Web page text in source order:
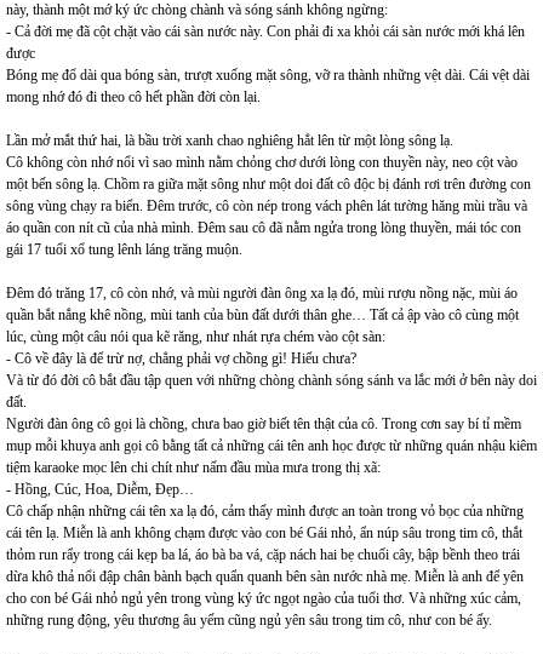
này, thành một mớ ký ức chòng chành và sóng sánh không ngừng:
- Cả đời mẹ đã cột chặt vào cái sàn nước này. Con phải đi xa khỏi cái sàn nước mới khá lên
được
Bóng mẹ đổ dài qua bóng sàn, trượt xuống mặt sông, vỡ ra thành những vệt dài. Cái vệt dài
mong nhớ đó đi theo cô hết phần đời còn lại.
Lần mở mắt thứ hai, là bầu trời xanh chao nghiêng hắt lên từ một lòng sông lạ.
Cô không còn nhớ nổi vì sao mình nằm chỏng chơ dưới lòng con thuyền này, neo cột vào
một bến sông lạ. Chồm ra giữa mặt sông như một doi đất cô độc bị đánh rơi trên đường con
sông vùng chạy ra biển. Đêm trước, cô còn nép trong vách phên lát tường hăng mùi trầu và
áo quần con nít cũ của nhà mình. Đêm sau cô đã nằm ngửa trong lòng thuyền, mái tóc con
gái 17 tuổi xổ tung lênh láng trăng muộn.
Đêm đó trăng 17, cô còn nhớ, và mùi người đàn ông xa lạ đó, mùi rượu nồng nặc, mùi áo
quần bắt nắng khê nồng, mùi tanh của bùn đất dưới thân ghe… Tất cả ập vào cô cùng một
lúc, cùng một câu nói qua kẽ răng, như nhát rựa chém vào cột sàn:
- Cô về đây là để trừ nợ, chẳng phải vợ chồng gì! Hiểu chưa?
Và từ đó đời cô bắt đầu tập quen với những chòng chành sóng sánh va lắc mới ở bên này doi
đất.
Người đàn ông cô gọi là chồng, chưa bao giờ biết tên thật của cô. Trong cơn say bí tỉ mềm
mụp mỗi khuya anh gọi cô bằng tất cả những cái tên anh học được từ những quán nhậu kiêm
tiệm karaoke mọc lên chi chít như nấm đầu mùa mưa trong thị xã:
- Hồng, Cúc, Hoa, Diễm, Đẹp…
Cô chấp nhận những cái tên xa lạ đó, cảm thấy mình được an toàn trong vỏ bọc của những
cái tên lạ. Miễn là anh không chạm được vào con bé Gái nhỏ, ẩn núp sâu trong tim cô, thắt
thỏm run rẩy trong cái kẹp ba lá, áo bà ba vá, cặp nách hai bẹ chuối cây, bập bềnh theo trái
dừa khô thả nổi đập chân bành bạch quẩn quanh bên sàn nước nhà mẹ. Miễn là anh để yên
cho con bé Gái nhỏ ngủ yên trong vùng ký ức ngọt ngào của tuổi thơ. Và những xúc cảm,
những rung động, yêu thương âu yếm cũng ngủ yên sâu trong tim cô, như con bé ấy.